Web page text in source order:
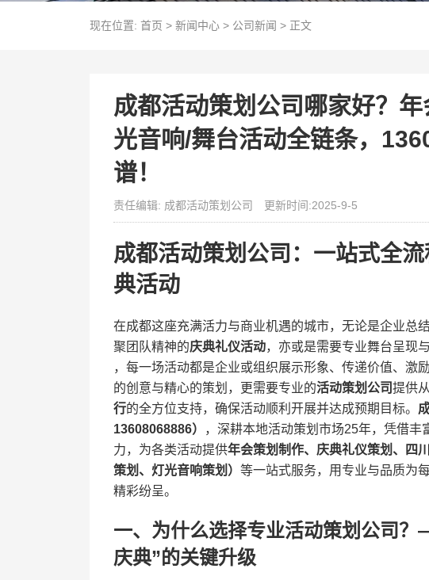
现在位置: 首页 > 新闻中心> 公司新闻 > 正文
成都活动策划公司哪家好？
光音响/舞台活动全链条，
谱！
责任编辑: 成都活动策划公司 更新时间:2025-9-5
成都活动策划公司：一站式全
典活动
在成都这座充满活力与商业机遇的城市，无论是企业总
聚团队精神的​​庆典礼仪活动​，亦或是需要专业舞台呈现
，每一场活动都是企业或组织展示形象、传递价值、激
的创意与精心的策划，更需要专业的​​活动策划公司​​提供从​
行​​的全方位支持，确保活动顺利开展并达成预期目标。​
13608068886）​
，深耕本地活动策划市场25年，凭借
力，为各类活动提供​年会策划制作、庆典礼仪策划、四
策划、灯光音响策划）​ 等一站式服务，用专业与品质为
精彩纷呈。
一、为什么选择专业活动策划公司
庆典”的关键升级